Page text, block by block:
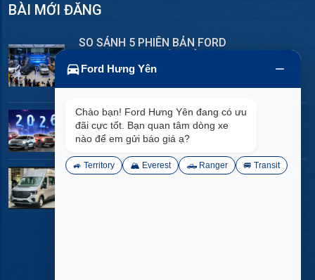
BÀI MỚI ĐĂNG
SO SÁNH 5 PHIÊN BẢN FORD
NGHIỆM TIỆN NGHI ĐẾN SỨC
Mẫu Xe Ford & Giá Lăn Bánh
Tại Hưng Yên
Ưu Đãi Mua Xe Ford Tại Ford
Ford Hưng Yên
Chào bạn! Ford Hưng Yên đang có ưu
đãi cực tốt. Bạn quan tâm dòng xe
nào để em gửi báo giá ạ?
🚙 Territory 🏔️ Everest 🛻 Ranger 🚐 Transit